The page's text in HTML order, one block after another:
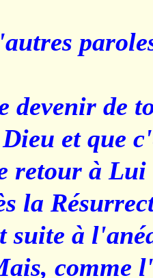
devenir de
et que
retour à Lui
la
suite à
comme